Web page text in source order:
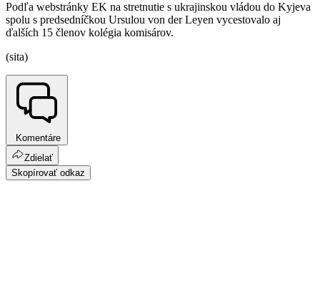
Podľa webstránky EK na stretnutie s ukrajinskou vládou do Kyjeva
spolu s predsedníčkou Ursulou von der Leyen vycestovalo aj
ďalších 15 členov kolégia komisárov.
(sita)
Komentáre
Zdielať
Skopírovať odkaz